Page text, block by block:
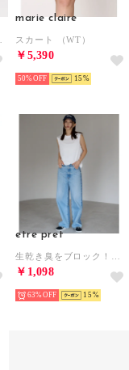
marie claire
スカート （WT）
￥5,390
50% 15
etre pret
￥1,098
63% 15